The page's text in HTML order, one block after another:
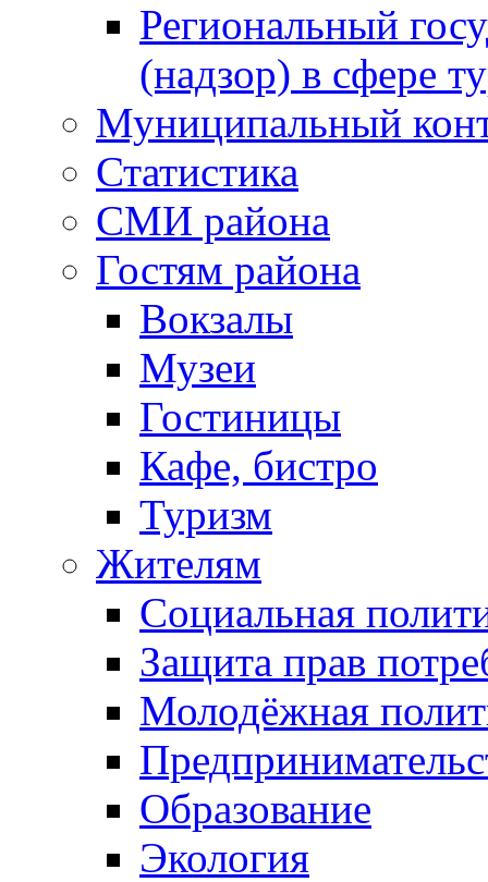
Региональный
(надзор) в сфере
Муниципальный
Статистика
СМИ района
Гостям района
Вокзалы
Музеи
Гостиницы
Кафе, бистро
Туризм
Жителям
Социальная
Защита прав
Молодёжная
Образование
Экология